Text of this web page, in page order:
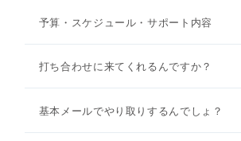
予算・スケジュール・サポート内容
打ち合わせに来てくれるんですか？
基本メールでやり取りするんでしょ？